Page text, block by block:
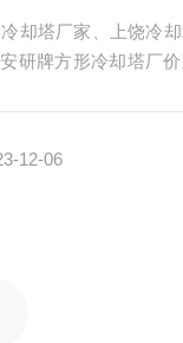
却塔厂家、上饶冷却
研牌方形冷却塔厂
12-06